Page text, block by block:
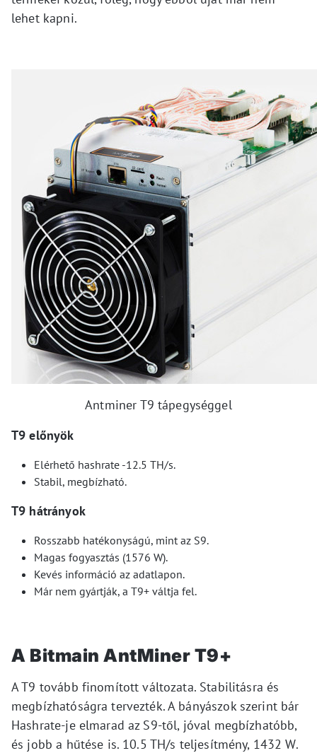
lehet kapni.
Antminer T9 tápegységgel
T9 előnyök
Elérhető hashrate -12.5 TH/s.
Stabil, megbízható.
T9 hátrányok
Rosszabb hatékonyságú, mint az S9.
Magas fogyasztás (1576 W).
Kevés információ az adatlapon.
Már nem gyártják, a T9+ váltja fel.
A Bitmain AntMiner T9+
A T9 tovább finomított változata. Stabilitásra és
megbízhatóságra tervezték. A bányászok szerint bár
Hashrate-je elmarad az S9-től, jóval megbízhatóbb,
és jobb a hűtése is. 10.5 TH/s teljesítmény, 1432 W.